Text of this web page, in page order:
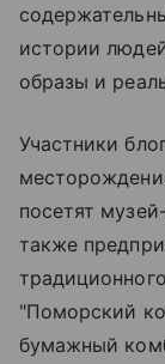
истории
образы и
Участники
посетят
также
"Поморский
бумажный